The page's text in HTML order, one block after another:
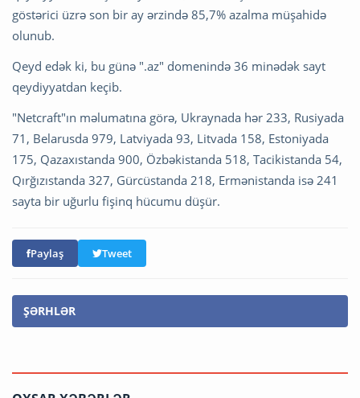
göstərici üzrə son bir ay ərzində 85,7% azalma müşahidə
olunub.
Qeyd edək ki, bu günə ".az" domenində 36 minədək sayt
qeydiyyatdan keçib.
"Netcraft"ın məlumatına görə, Ukraynada hər 233, Rusiyada
71, Belarusda 979, Latviyada 93, Litvada 158, Estoniyada
175, Qazaxıstanda 900, Özbəkistanda 518, Tacikistanda 54,
Qırğızıstanda 327, Gürcüstanda 218, Ermənistanda isə 241
sayta bir uğurlu fişinq hücumu düşür.
Paylaş Tweet
ŞƏRHLƏR